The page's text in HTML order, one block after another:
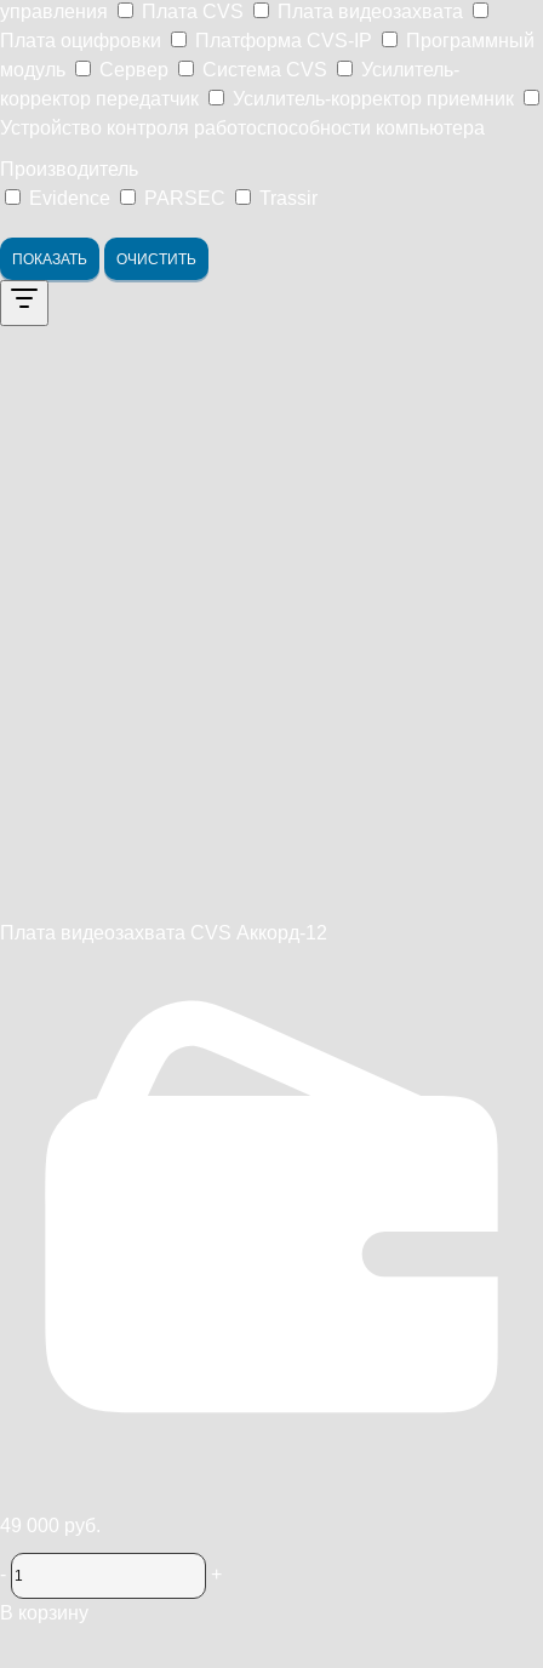
управления
Плата CVS
Плата видеозахвата
Плата оцифровки
Платформа CVS-IP
Программный
модуль
Сервер Система CVS
Усилитель-
корректор передатчик
Усилитель-корректор приемник
Устройство контроля работоспособности компьютера
Производитель
Evidence
PARSEC Trassir
Плата видеозахвата CVS Аккорд-12
49 000 руб.
-
+
В корзину